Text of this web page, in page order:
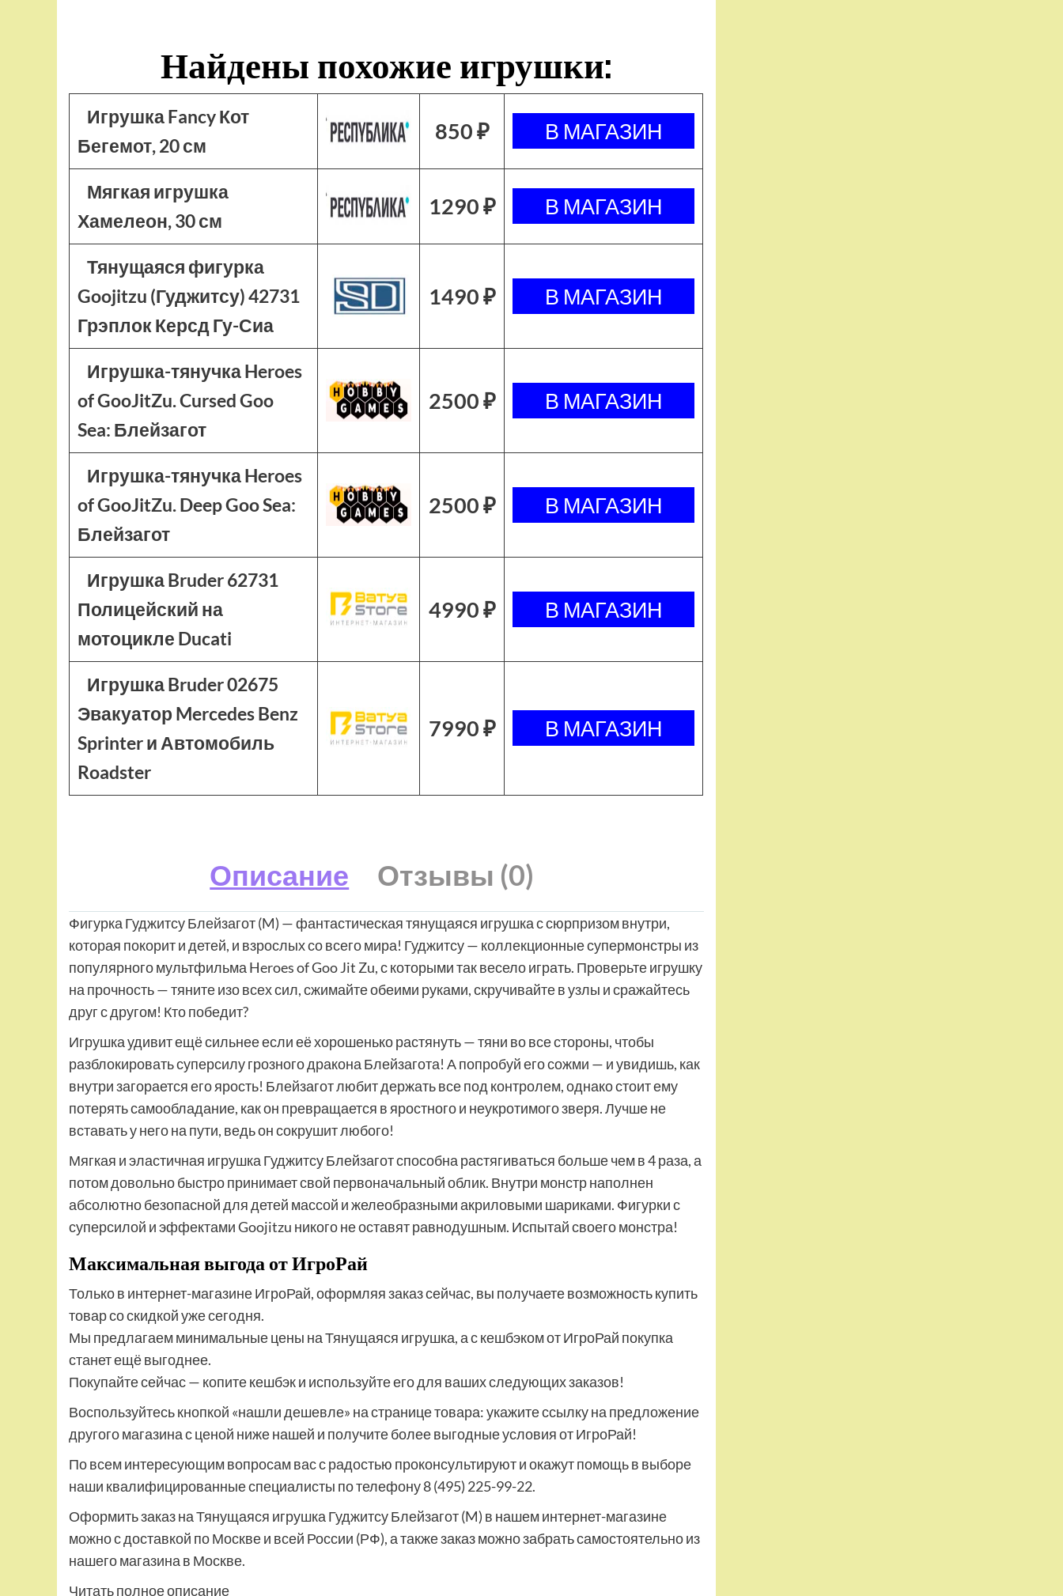
Найдены похожие игрушки:
Игрушка Fancy Кот
Бегемот, 20 см
850 ₽
Мягкая игрушка
Хамелеон, 30 см
1290 ₽
Тянущаяся фигурка
Goojitzu (Гуджитсу) 42731
Грэплок Керсд Гу-Сиа
1490 ₽
Игрушка-тянучка Heroes
of GooJitZu. Cursed Goo
Sea: Блейзагот
2500 ₽
Игрушка-тянучка Heroes
of GooJitZu. Deep Goo Sea:
Блейзагот
2500 ₽
Игрушка Bruder 62731
Полицейский на
мотоцикле Ducati
4990 ₽
Игрушка Bruder 02675
Эвакуатор Mercedes Benz
Sprinter и Автомобиль
Roadster
7990 ₽
Описание Отзывы (0)
Фигурка Гуджитсу Блейзагот (M) — фантастическая тянущаяся игрушка с сюрпризом внутри,
которая покорит и детей, и взрослых со всего мира! Гуджитсу — коллекционные супермонстры из
популярного мультфильма Heroes of Goo Jit Zu, с которыми так весело играть. Проверьте игрушку
на прочность — тяните изо всех сил, сжимайте обеими руками, скручивайте в узлы и сражайтесь
друг с другом! Кто победит?
Игрушка удивит ещё сильнее если её хорошенько растянуть — тяни во все стороны, чтобы
разблокировать суперсилу грозного дракона Блейзагота! А попробуй его сожми — и увидишь, как
внутри загорается его ярость! Блейзагот любит держать все под контролем, однако стоит ему
потерять самообладание, как он превращается в яростного и неукротимого зверя. Лучше не
вставать у него на пути, ведь он сокрушит любого!
Мягкая и эластичная игрушка Гуджитсу Блейзагот способна растягиваться больше чем в 4 раза, а
потом довольно быстро принимает свой первоначальный облик. Внутри монстр наполнен
абсолютно безопасной для детей массой и желеобразными акриловыми шариками. Фигурки с
суперсилой и эффектами Goojitzu никого не оставят равнодушным. Испытай своего монстра!
Максимальная выгода от ИгроРай
Только в интернет-магазине ИгроРай, оформляя заказ сейчас, вы получаете возможность купить
товар со скидкой уже сегодня.
Мы предлагаем минимальные цены на Тянущаяся игрушка, а с кешбэком от ИгроРай покупка
станет ещё выгоднее.
Покупайте сейчас — копите кешбэк и используйте его для ваших следующих заказов!
Воспользуйтесь кнопкой «нашли дешевле» на странице товара: укажите ссылку на предложение
другого магазина с ценой ниже нашей и получите более выгодные условия от ИгроРай!
По всем интересующим вопросам вас с радостью проконсультируют и окажут помощь в выборе
наши квалифицированные специалисты по телефону 8 (495) 225-99-22.
Оформить заказ на Тянущаяся игрушка Гуджитсу Блейзагот (M) в нашем интернет-магазине
можно с доставкой по Москве и всей России (РФ), а также заказ можно забрать самостоятельно из
нашего магазина в Москве.
Читать полное описание